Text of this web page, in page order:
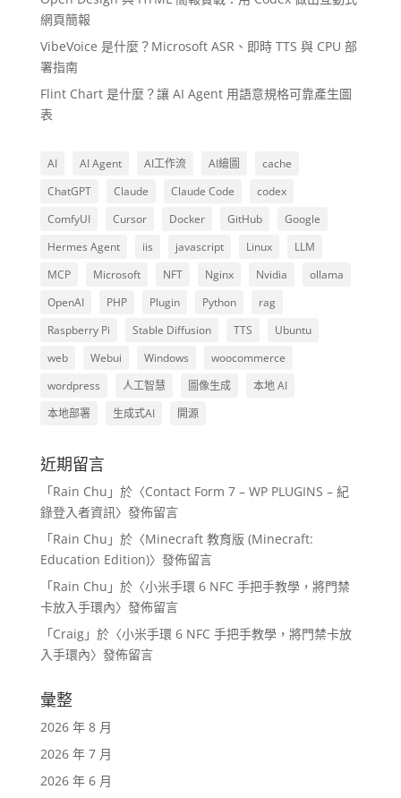
網頁簡報
VibeVoice 是什麼？Microsoft ASR、即時 TTS 與 CPU 部
署指南
Flint Chart 是什麼？讓 AI Agent 用語意規格可靠產生圖
表
AI AI Agent AI工作流 AI繪圖
cache
ChatGPT
Claude Claude Code
codex
ComfyUI
Cursor Docker GitHub
Google
Hermes Agent
iis javascript Linux
LLM
MCP
Microsoft NFT Nginx Nvidia
ollama
OpenAI
PHP Plugin Python
rag
Raspberry Pi
Stable Diffusion TTS
Ubuntu
web
Webui Windows
woocommerce
wordpress
人工智慧 圖像生成
本地 AI
本地部署
生成式AI 開源
近期留言
「Rain Chu 」於〈Contact Form 7 – WP PLUGINS – 紀
錄登入者資訊〉發佈留言
「Rain Chu 」於〈Minecraft 教育版 (Minecraft:
Education Edition)〉發佈留言
「Rain Chu 」於〈小米手環 6 NFC 手把手教學，將門禁
卡放入手環內〉發佈留言
「Craig」於〈小米手環 6 NFC 手把手教學，將門禁卡放
入手環內〉發佈留言
彙整
2026 年 8 月
2026 年 7 月
2026 年 6 月